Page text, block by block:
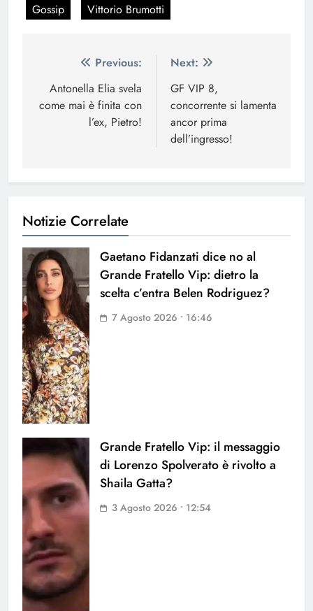
Gossip Vittorio Brumotti
Navigazione
articoli
Previous:
Antonella Elia svela
come mai è finita con
l’ex, Pietro!
Next:
GF VIP 8,
concorrente si lamenta
ancor prima
dell’ingresso!
Notizie Correlate
Gaetano Fidanzati dice no al
Grande Fratello Vip: dietro la
scelta c’entra Belen Rodriguez?
7 Agosto 2026 • 16:46
Grande Fratello Vip: il messaggio
di Lorenzo Spolverato è rivolto a
Shaila Gatta?
3 Agosto 2026 • 12:54